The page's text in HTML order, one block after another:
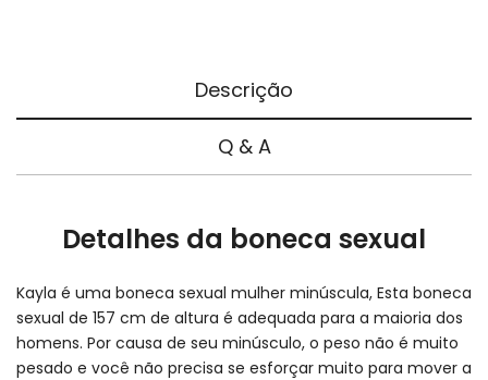
Descrição
Q & A
Detalhes da boneca sexual
Kayla é uma boneca sexual mulher minúscula, Esta boneca
sexual de 157 cm de altura é adequada para a maioria dos
homens. Por causa de seu minúsculo, o peso não é muito
pesado e você não precisa se esforçar muito para mover a